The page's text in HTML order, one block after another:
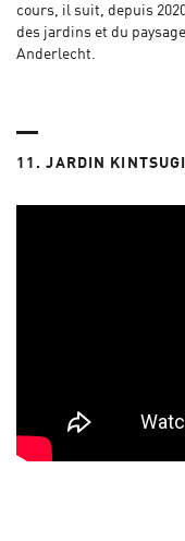
cours, il suit, depuis
des jardins et du
Anderlecht.
11. JARDIN